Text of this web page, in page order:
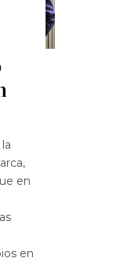
en
en